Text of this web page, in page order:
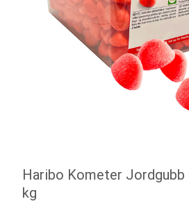
Haribo Kometer
kg